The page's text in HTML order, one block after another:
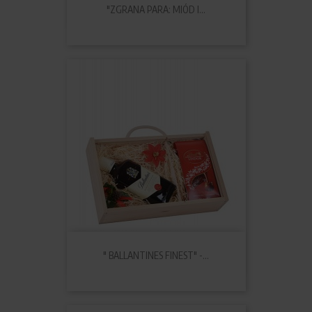
"ZGRANA PARA: MIÓD I...
" BALLANTINES FINEST" -...